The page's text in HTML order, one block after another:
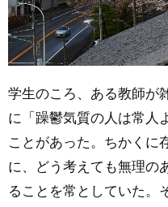
学生のころ、ある教師が
に「躁鬱気質の人は常人
ことがあった。ちかくに
に、どう考えても無理の
ることを常としていた。